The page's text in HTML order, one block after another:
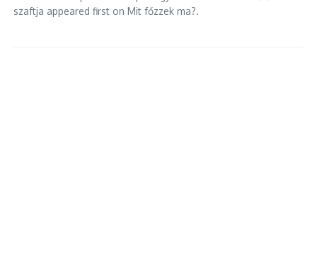
szaftja appeared first on Mit főzzek ma?.